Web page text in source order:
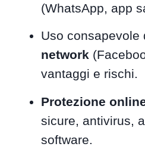
(WhatsApp, app
Uso consapevole
network
vantaggi e rischi.
Protezione
sicure, antivirus,
software.